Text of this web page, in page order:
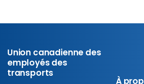
Union canadienne des
employés des
transports
À